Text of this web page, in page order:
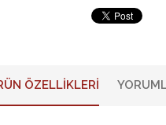
ÖZELLIKLERI